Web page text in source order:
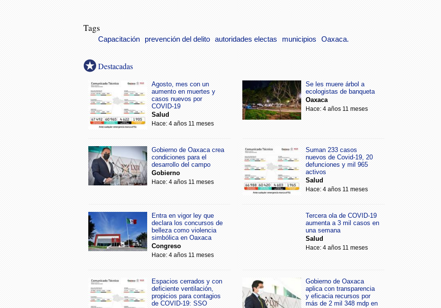
Tags
Capacitación prevención del delito autoridades electas municipios Oaxaca.
Destacadas
Agosto, mes con un
aumento en muertes y
casos nuevos por
COVID-19
Salud
Hace: 4 años 11 meses
Se les muere árbol a
ecologistas de banqueta
Oaxaca
Hace: 4 años 11 meses
Gobierno de Oaxaca crea
condiciones para el
desarrollo del campo
Gobierno
Hace: 4 años 11 meses
Suman 233 casos
nuevos de Covid-19, 20
defunciones y mil 965
activos
Salud
Hace: 4 años 11 meses
Entra en vigor ley que
declara los concursos de
belleza como violencia
simbólica en Oaxaca
Congreso
Hace: 4 años 11 meses
Tercera ola de COVID-19
aumenta a 3 mil casos en
una semana
Salud
Hace: 4 años 11 meses
Espacios cerrados y con
deficiente ventilación,
propicios para contagios
de COVID-19: SSO
Gobierno de Oaxaca
aplica con transparencia
y eficacia recursos por
más de 2 mil 348 mdp en